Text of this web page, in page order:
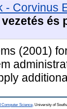
- Corvinus
és
(2001)
Computer Science, University of